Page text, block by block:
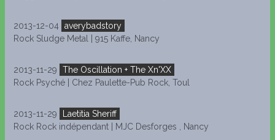
2013-12-04
averybadstory
Rock Sludge Metal | 915 Kaffe, Nancy
2013-11-29
The Oscillation + The Xn'XX
Rock Psyché | Chez Paulette-Pub Rock, Toul
2013-11-29
Laetitia Sheriff
Rock Rock indépendant | MJC Desforges , Nancy